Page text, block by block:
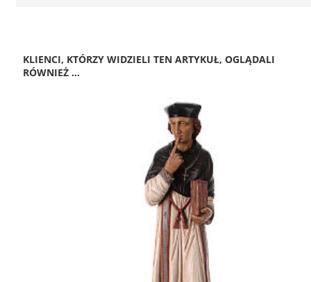
KLIENCI, KTÓRZY WIDZIELI TEN ARTYKUŁ, OGLĄDALI
RÓWNIEŻ ...